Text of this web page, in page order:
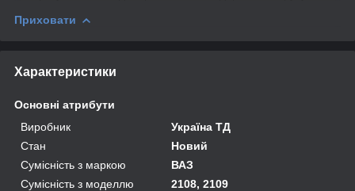
Приховати
Характеристики
Основні атрибути
Виробник
Україна ТД
Стан
Новий
Сумісність з маркою
ВАЗ
Сумісність з моделлю
2108, 2109